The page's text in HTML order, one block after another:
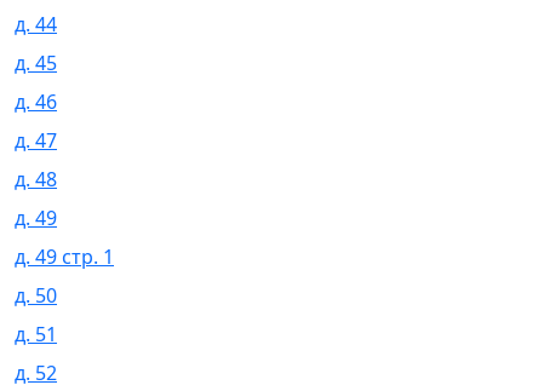
д. 44
д. 45
д. 46
д. 47
д. 48
д. 49
д. 49 стр. 1
д. 50
д. 51
д. 52